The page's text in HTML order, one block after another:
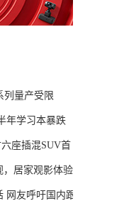
列量产受限
年学习本暴跌
座插混SUV首
，居家观影体验
网友呼吁国内跟